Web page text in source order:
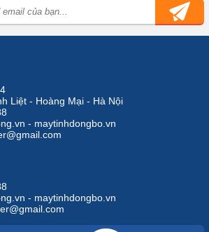
Liệt - Hoàng Mại - Hà Nội
- maytinhdongbo.vn
- maytinhdongbo.vn